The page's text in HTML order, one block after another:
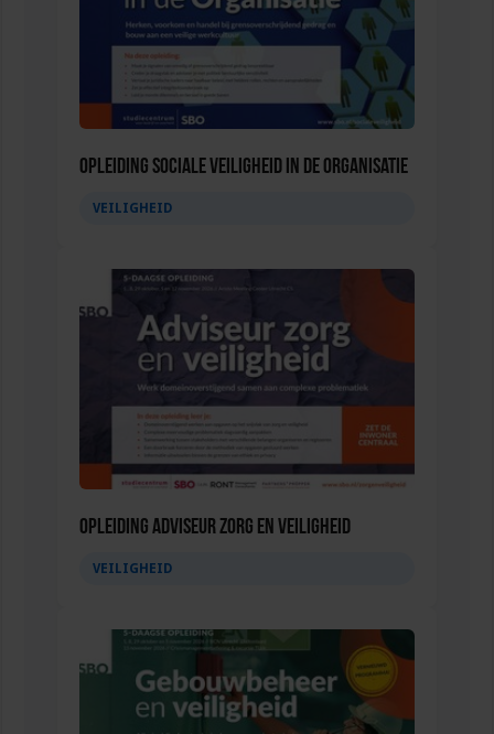
Opleiding Sociale Veiligheid in de Organisatie
VEILIGHEID
Opleiding Adviseur zorg en veiligheid
VEILIGHEID